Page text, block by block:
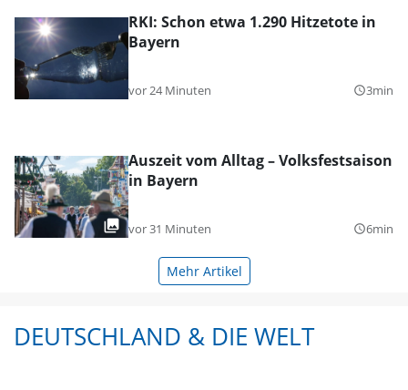
RKI: Schon etwa 1.290 Hitzetote in
Bayern
vor 24 Minuten query_builder3min
Auszeit vom Alltag – Volksfestsaison
in Bayern
vor 31 Minuten query_builder6min
Mehr Artikel
DEUTSCHLAND & DIE WELT